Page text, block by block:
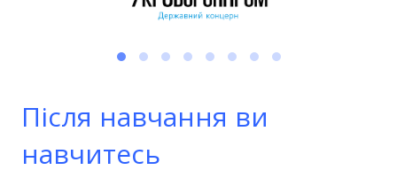
Після навчання ви
навчитесь